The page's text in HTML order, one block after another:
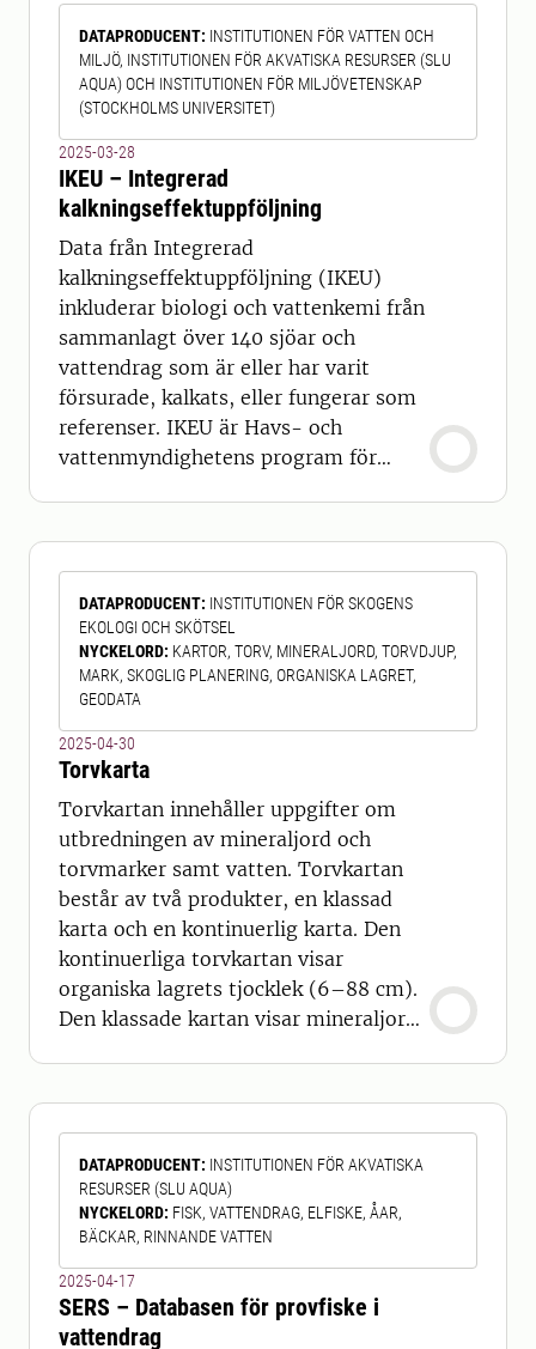
DATAPRODUCENT: INSTITUTIONEN FÖR VATTEN OCH
MILJÖ, INSTITUTIONEN FÖR AKVATISKA RESURSER (SLU
AQUA) OCH INSTITUTIONEN FÖR MILJÖVETENSKAP
(STOCKHOLMS UNIVERSITET)
2025-03-28
IKEU – Integrerad
kalkningseffektuppföljning
Data från Integrerad
kalkningseffektuppföljning (IKEU)
inkluderar biologi och vattenkemi från
sammanlagt över 140 sjöar och
vattendrag som är eller har varit
försurade, kalkats, eller fungerar som
referenser. IKEU är Havs- och
vattenmyndighetens program för
programmet ingår övervakning av
långsiktiga effekter av kalkning på
ekosystemen i sjöar- och vattendrag.
Eftersom utsläppen av försurande
ämnen minskat kalkas inte längr
DATAPRODUCENT: INSTITUTIONEN FÖR SKOGENS
EKOLOGI OCH SKÖTSEL
NYCKELORD: KARTOR, TORV, MINERALJORD, TORVDJUP,
MARK, SKOGLIG PLANERING, ORGANISKA LAGRET,
GEODATA
2025-04-30
Torvkarta
Torvkartan innehåller uppgifter om
utbredningen av mineraljord och
torvmarker samt vatten. Torvkartan
består av två produkter, en klassad
karta och en kontinuerlig karta. Den
kontinuerliga torvkartan visar
organiska lagrets tjocklek (6–88 cm).
Den klassade kartan visar mineraljord,
kartor har underskattat andelen
torvmarker i Sverige. Topografiska
kartans våtmarker identifierar ca 50%
av torvmarkerna medan jordartskarta
DATAPRODUCENT: INSTITUTIONEN FÖR AKVATISKA
RESURSER (SLU AQUA)
NYCKELORD: FISK, VATTENDRAG, ELFISKE, ÅAR,
BÄCKAR, RINNANDE VATTEN
2025-04-17
SERS – Databasen för provfiske i
vattendrag